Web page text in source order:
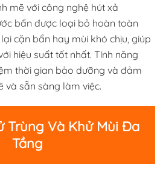
mẽ với công nghệ hút xả
bẩn được loại bỏ hoàn toàn
cặn bẩn hay mùi khó chịu, giúp
hiệu suất tốt nhất. Tính năng
thời gian bảo dưỡng và đảm
và sẵn sàng làm việc.
Trùng Và Khử Mùi Đa
Tầng